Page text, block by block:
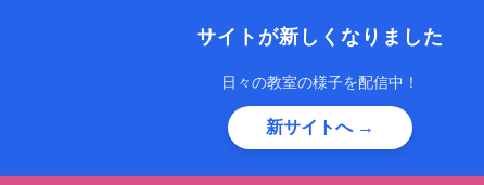
サイトが新しくなりました
日々の教室の様子を配信中！
新サイトへ →